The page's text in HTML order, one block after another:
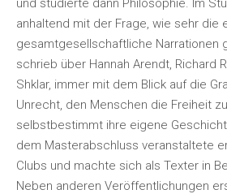
und studierte dann Philosophie. Im
anhaltend mit der Frage, wie sehr die
gesamtgesellschaftliche Narrationen
schrieb über Hannah Arendt, Richard
Shklar, immer mit dem Blick auf die
Unrecht, den Menschen die Freiheit
selbstbestimmt ihre eigene
dem Masterabschluss veranstaltete
Clubs und machte sich als Texter in
Neben anderen Veröffentlichungen